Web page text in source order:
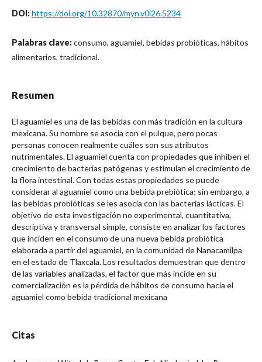
DOI:https://doi.org/10.32870/myn.v0i26.5234
Palabras clave:consumo, aguamiel, bebidas probióticas, hábitos
alimentarios, tradicional.
Resumen
El aguamiel es una de las bebidas con más tradición en la cultura
mexicana. Su nombre se asocia con el pulque, pero pocas
personas conocen realmente cuáles son sus atributos
nutrimentales. El aguamiel cuenta con propiedades que inhiben el
crecimiento de bacterias patógenas y estimulan el crecimiento de
la flora intestinal. Con todas estas propiedades se puede
considerar al aguamiel como una bebida prebiótica; sin embargo, a
las bebidas probióticas se les asocia con las bacterias lácticas. El
objetivo de esta investigación no experimental, cuantitativa,
descriptiva y transversal simple, consiste en analizar los factores
que inciden en el consumo de una nueva bebida probiótica
elaborada a partir del aguamiel, en la comunidad de Nanacamilpa
en el estado de Tlaxcala. Los resultados demuestran que dentro
de las variables analizadas, el factor que más incide en su
comercialización es la pérdida de hábitos de consumo hacia el
aguamiel como bebida tradicional mexicana
Citas